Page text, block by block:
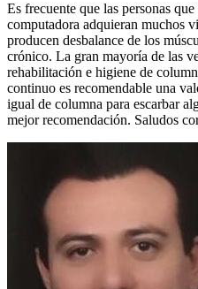
Es frecuente que las personas
computadora adquieran muchos
producen desbalance de los
crónico. La gran mayoría de las
rehabilitación e higiene de
continuo es recomendable una
igual de columna para escarbar
mejor recomendación. Saludos